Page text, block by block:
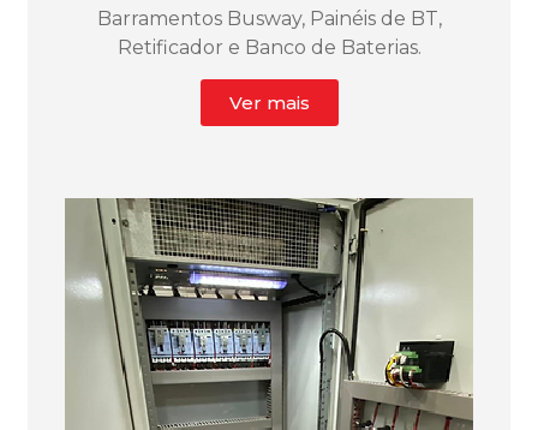
Barramentos Busway, Painéis de BT,
Retificador e Banco de Baterias.
Ver mais